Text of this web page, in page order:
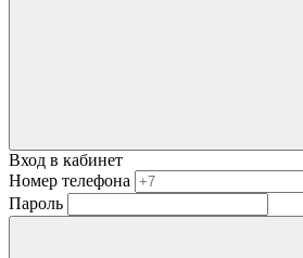
Вход в кабинет
Номер телефона
Пароль